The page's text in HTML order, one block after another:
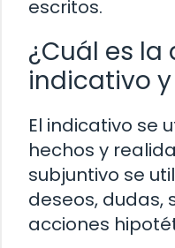
escritos.
¿Cuál es
indicativo
El indicativo se
hechos y
subjuntivo se
deseos, dudas,
acciones